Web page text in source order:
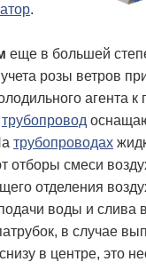
.
еще в большей
розы ветров
агента к
трубопровод
трубопроводах
отборы смеси
отделения
воды и слива
в случае
в центре, это